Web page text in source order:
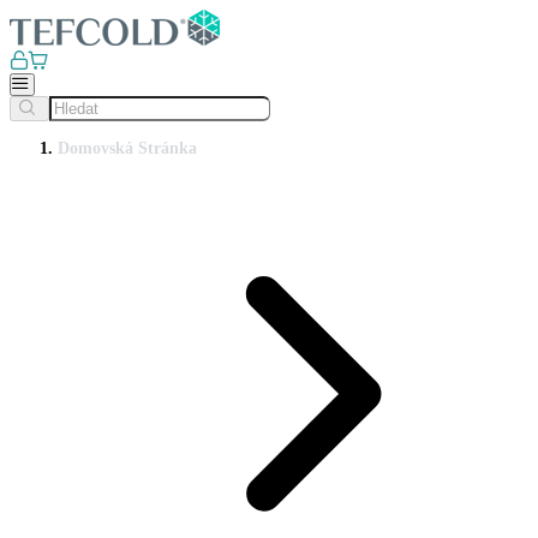
Domovská Stránka